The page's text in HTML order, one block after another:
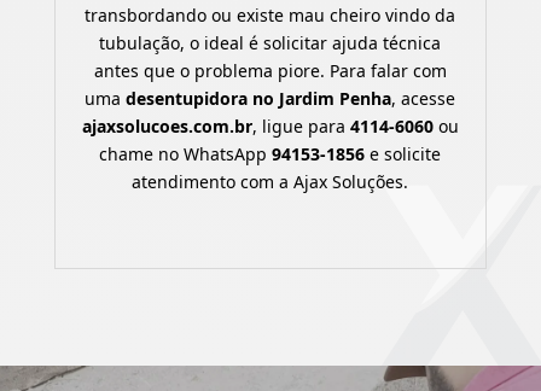
transbordando ou existe mau cheiro vindo da
tubulação, o ideal é solicitar ajuda técnica
antes que o problema piore. Para falar com
umadesentupidora no Jardim Penha, acesse
ajaxsolucoes.com.br, ligue para 4114-6060ou
chame no WhatsApp94153-1856 e solicite
atendimento com a Ajax Soluções.